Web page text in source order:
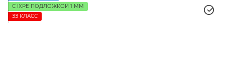
С IXPE ПОДЛОЖКОЙ 1 ММ
ЗЗ КЛАСС